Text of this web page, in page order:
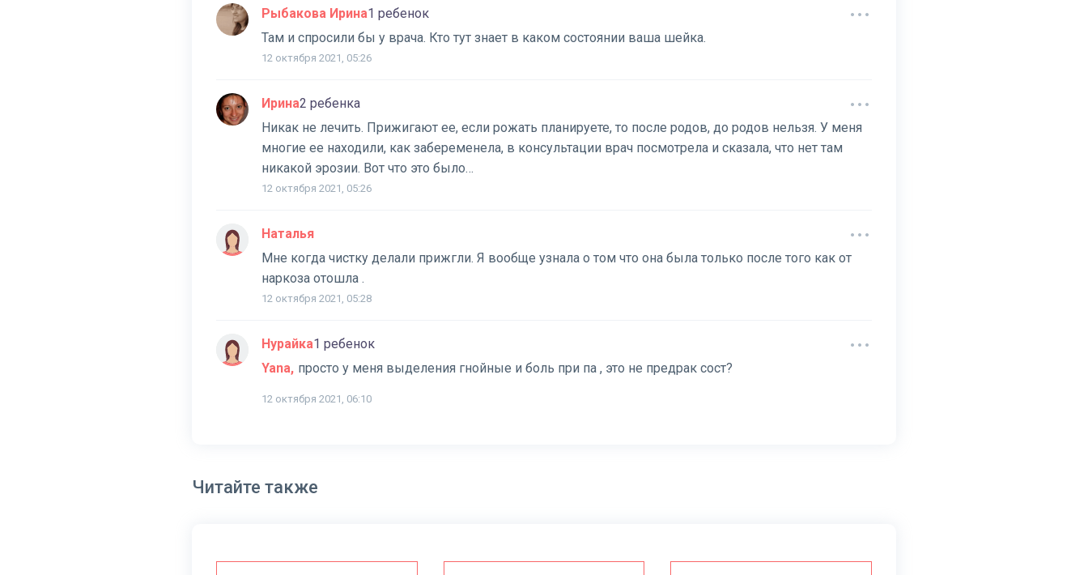
Рыбакова Ирина1 ребенок
Там и спросили бы у врача. Кто тут знает в каком состоянии ваша шейка.
12 октября 2021, 05:26
Ирина2 ребенка
Никак не лечить. Прижигают ее, если рожать планируете, то после родов, до родов нельзя. У меня
многие ее находили, как забеременела, в консультации врач посмотрела и сказала, что нет там
никакой эрозии. Вот что это было…
12 октября 2021, 05:26
Наталья
Мне когда чистку делали прижгли. Я вообще узнала о том что она была только после того как от
наркоза отошла .
12 октября 2021, 05:28
Нурайка1 ребенок
Yana просто у меня выделения гнойные и боль при па , это не предрак сост?
12 октября 2021, 06:10
Читайте также